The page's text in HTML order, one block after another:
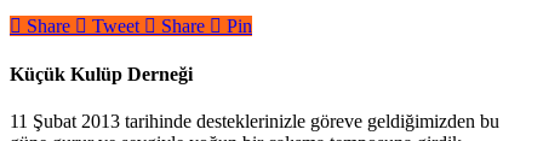
Share Tweet Share Pin
Küçük Kulüp Derneği
11 Şubat 2013 tarihinde desteklerinizle göreve geldiğimizden bu